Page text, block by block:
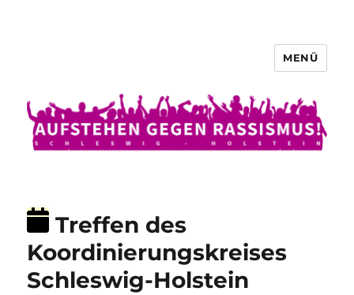
Aufstehen gegen Rassismus
MENÜ
Treffen des
Koordinierungskreises
Schleswig-Holstein